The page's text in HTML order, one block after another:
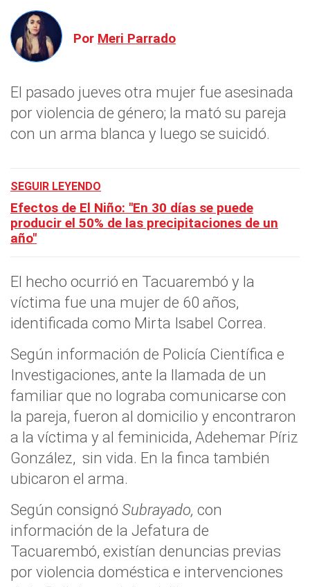
Por Meri Parrado
El pasado jueves otra mujer fue asesinada
por violencia de género; la mató su pareja
con un arma blanca y luego se suicidó.
SEGUIR LEYENDO
Efectos de El Niño: "En 30 días se puede
producir el 50% de las precipitaciones de un
año"
El hecho ocurrió en Tacuarembó y la
víctima fue una mujer de 60 años,
identificada como Mirta Isabel Correa.
Según información de Policía Científica e
Investigaciones, ante la llamada de un
familiar que no lograba comunicarse con
la pareja, fueron al domicilio y encontraron
a la víctima y al feminicida, Adehemar Píriz
González, sin vida. En la finca también
ubicaron el arma.
Según consignó Subrayado, con
información de la Jefatura de
Tacuarembó, existían denuncias previas
por violencia doméstica e intervenciones